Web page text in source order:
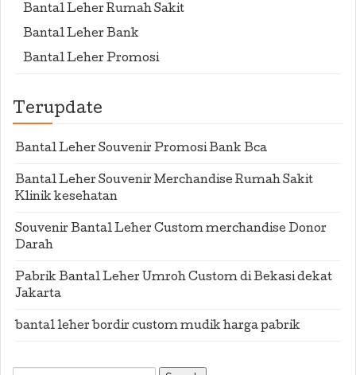
Bantal Leher Rumah Sakit
Bantal Leher Bank
Bantal Leher Promosi
Terupdate
Bantal Leher Souvenir Promosi Bank Bca
Bantal Leher Souvenir Merchandise Rumah Sakit
Klinik kesehatan
Souvenir Bantal Leher Custom merchandise Donor
Darah
Pabrik Bantal Leher Umroh Custom di Bekasi dekat
Jakarta
bantal leher bordir custom mudik harga pabrik